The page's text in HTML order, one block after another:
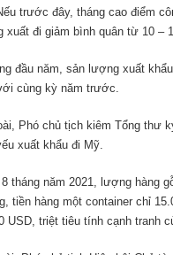
trước đây, tháng cao điểm
xuất đi giảm bình quân từ 10 –
đầu năm, sản lượng xuất
cùng kỳ năm trước.
Phó chủ tịch kiêm Tổng thư
xuất khẩu đi Mỹ.
tháng năm 2021, lượng hàng
tiền hàng một container chỉ
USD, triệt tiêu tính cạnh tranh